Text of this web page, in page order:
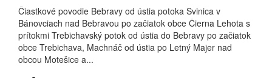
Čiastkové povodie Bebravy od ústia potoka Svinica v
Bánovciach nad Bebravou po začiatok obce Čierna Lehota s
prítokmi Trebichavský potok od ústia do Bebravy po začiatok
obce Trebichava, Machnáč od ústia po Letný Majer nad
obcou Motešice a...